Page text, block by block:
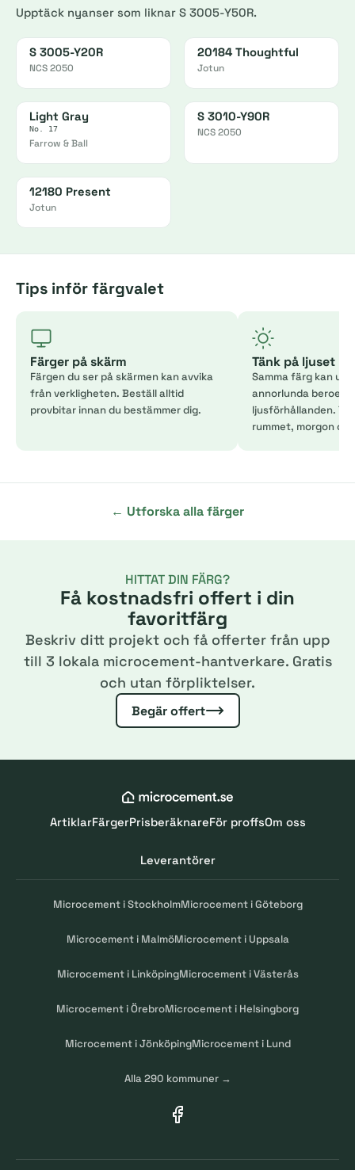
Upptäck nyanser som liknar S 3005-Y50R.
S 3005-Y20R
NCS 2050
20184 Thoughtful
Jotun
Light Gray
No. 17
Farrow & Ball
S 3010-Y90R
NCS 2050
12180 Present
Jotun
Tips inför färgvalet
Färger på skärm
Färgen du ser på skärmen kan avvika
från verkligheten. Beställ alltid
provbitar innan du bestämmer dig.
Tänk på ljuset
Samma färg kan
annorlunda
ljusförhållanden.
rummet, morgon
← Utforska alla färger
HITTAT DIN FÄRG?
Få kostnadsfri offert i din
favoritfärg
Beskriv ditt projekt och få offerter från upp
till 3 lokala microcement-hantverkare. Gratis
och utan förpliktelser.
Begär offert
ArtiklarFärgerPrisberäknareFör proffsOm oss
Leverantörer
Microcement i StockholmMicrocement i Göteborg
Microcement i MalmöMicrocement i Uppsala
Microcement i LinköpingMicrocement i Västerås
Microcement i ÖrebroMicrocement i Helsingborg
Microcement i JönköpingMicrocement i Lund
Alla 290 kommuner →